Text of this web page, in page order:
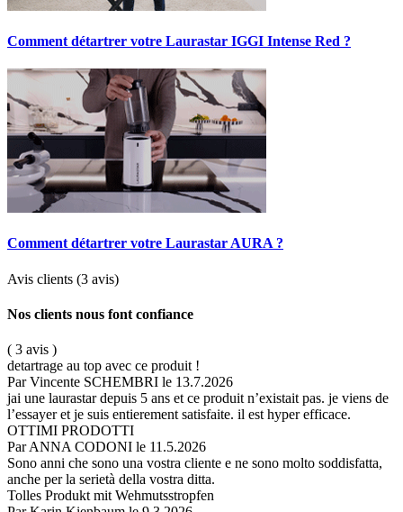
Comment détartrer votre Laurastar IGGI Intense Red ?
Comment détartrer votre Laurastar AURA ?
Avis clients (3 avis)
Nos clients nous font confiance
( 3 avis )
detartrage au top avec ce produit !
Par Vincente SCHEMBRI le 13.7.2026
jai une laurastar depuis 5 ans et ce produit n’existait pas. je viens de
l’essayer et je suis entierement satisfaite. il est hyper efficace.
OTTIMI PRODOTTI
Par ANNA CODONI le 11.5.2026
Sono anni che sono una vostra cliente e ne sono molto soddisfatta,
anche per la serietà della vostra ditta.
Tolles Produkt mit Wehmutsstropfen